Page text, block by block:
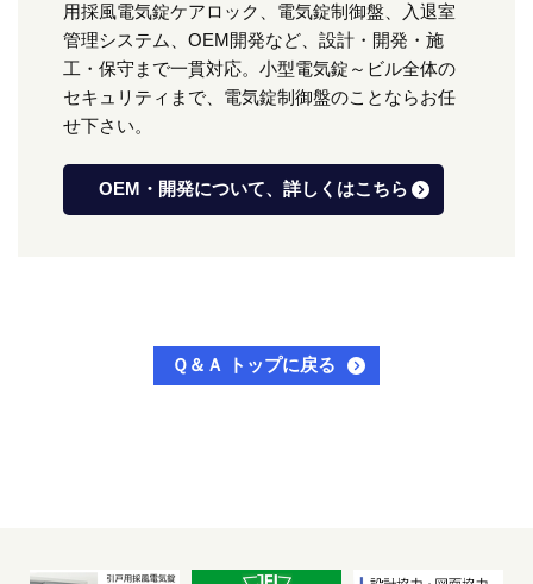
用採風電気錠ケアロック、電気錠制御盤、入退室
管理システム、OEM開発など、設計・開発・施
工・保守まで一貫対応。小型電気錠～ビル全体の
セキュリティまで、電気錠制御盤のことならお任
せ下さい。
OEM・開発について、詳しくはこちら
Ｑ＆Ａ トップに戻る